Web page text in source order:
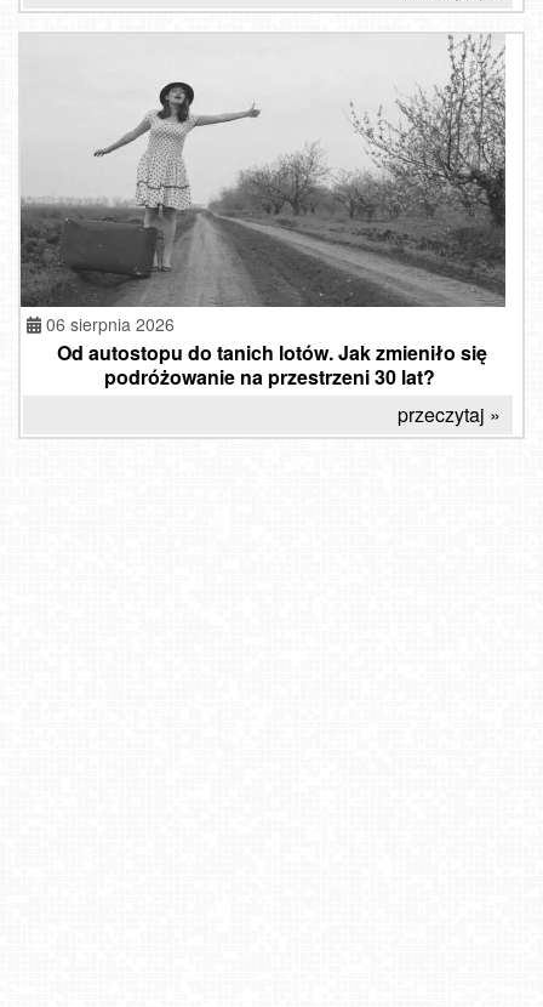
06 sierpnia 2026
Od autostopu do tanich lotów. Jak zmieniło się
podróżowanie na przestrzeni 30 lat?
przeczytaj »